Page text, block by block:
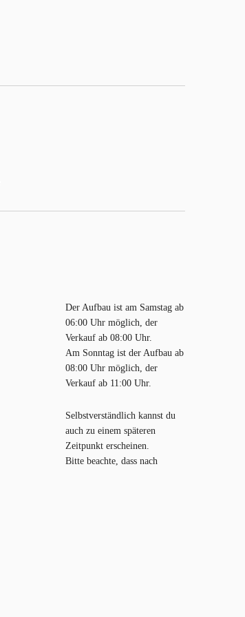
Der Aufbau ist am Samstag ab
06:00 Uhr möglich, der
Verkauf ab 08:00 Uhr.
Am Sonntag ist der Aufbau ab
08:00 Uhr möglich, der
Verkauf ab 11:00 Uhr.
Selbstverständlich kannst du
auch zu einem späteren
Zeitpunkt erscheinen.
Bitte beachte, dass nach